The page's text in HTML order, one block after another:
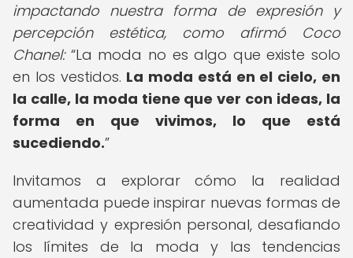
impactando nuestra forma de expresión y
percepción estética, como afirmó Coco
Chanel: La moda no es algo que existe solo
en los vestidos. La moda está en el cielo, en
la calle, la moda tiene que ver con ideas, la
forma en que vivimos, lo que está
sucediendo.
Invitamos a explorar cómo la realidad
aumentada puede inspirar nuevas formas de
creatividad y expresión personal, desafiando
los límites de la moda y las tendencias